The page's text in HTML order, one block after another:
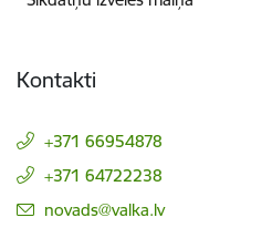
Kontakti
+371 66954878
+371 64722238
E-pasts:
novads@valka.lv